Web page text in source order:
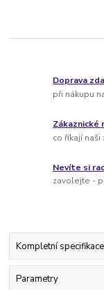
Doprava
při nákupu
Zákaznické
co říkají naši
Nevíte si
zavolejte -
Kompletní specifikace
Parametry